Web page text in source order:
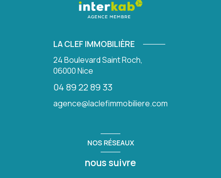
LA CLEF IMMOBILIÈRE
24 Boulevard Saint Roch,
06000Nice
04 89 22 89 33
agence@laclefimmobiliere.com
NOS RÉSEAUX
nous suivre